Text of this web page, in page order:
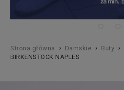
Strona główna › Damskie › Buty ›
BIRKENSTOCK NAPLES